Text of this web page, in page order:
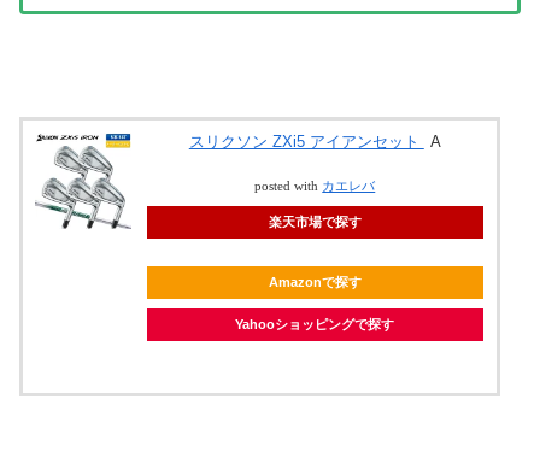
スリクソン ZXi5 アイアンセット A
posted with カエレバ
楽天市場で探す
Amazonで探す
Yahooショッピングで探す